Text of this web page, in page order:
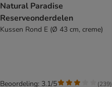
Natural Paradise
Reserveonderdelen
Kussen Rond E (Ø 43 cm, creme)
Beoordeling: 3.1/5 (239)